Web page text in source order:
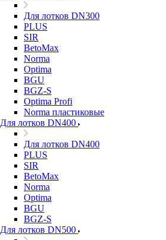
Для лотков DN300
PLUS
SIR
BetoMax
Norma
Optima
BGU
BGZ-S
Optima Profi
Norma пластиковые
Для лотков DN400
Для лотков DN400
PLUS
SIR
BetoMax
Norma
Optima
BGU
BGZ-S
Для лотков DN500